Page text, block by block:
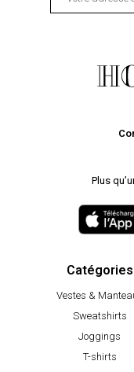
Plus
Catégories
Vestes &
Sweatshirts
Joggings
T-shirts